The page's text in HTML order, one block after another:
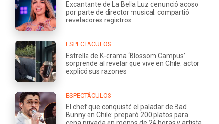
Excantante de La Bella Luz denunció acoso
por parte de director musical: compartió
reveladores registros
ESPECTÁCULOS
Estrella de K-drama ‘Blossom Campus’
sorprende al revelar que vive en Chile: actor
explicó sus razones
ESPECTÁCULOS
El chef que conquistó el paladar de Bad
Bunny en Chile: preparó 200 platos para